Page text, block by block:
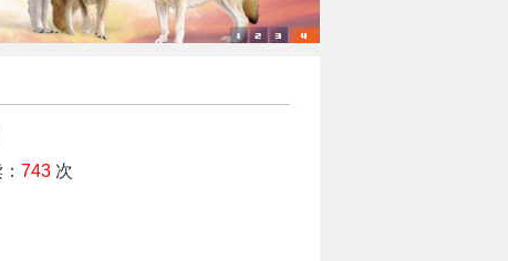
743次